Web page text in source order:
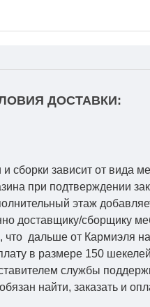
ДОСТАВКИ:
и сборки зависит от вида
при подтверждении
этаж
доставщику/сборщику
что дальше от
в размере 150
службы
найти, заказать и